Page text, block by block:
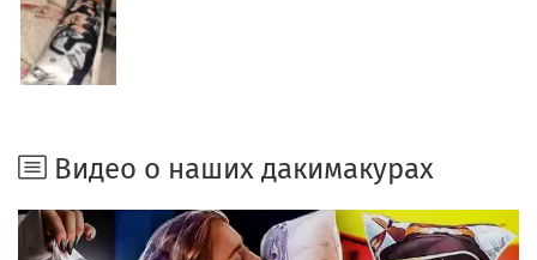
Видео о наших дакимакурах